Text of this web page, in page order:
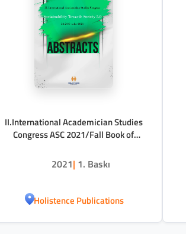
II.International Academician Studies
Congress ASC 2021/Fall Book of
2021| 1. Baskı
Holistence Publications